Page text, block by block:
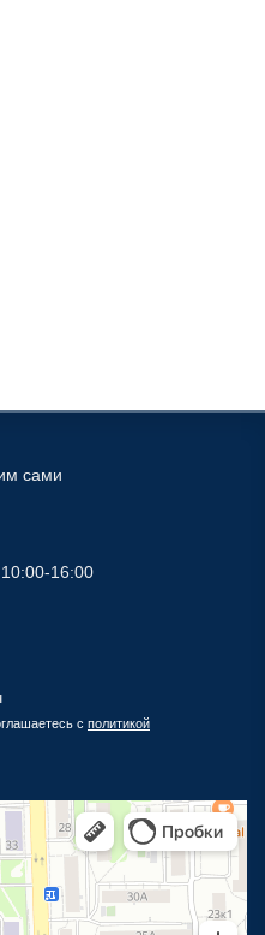
сами
16:00
с политикой